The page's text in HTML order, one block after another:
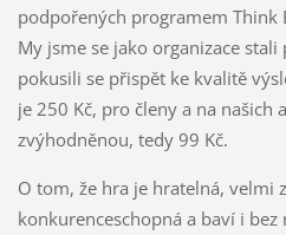
podpořených programem Think
My jsme se jako organizace
pokusili se přispět ke kvalitě
je 250 Kč, pro členy a na našich
zvýhodněnou, tedy 99 Kč.
O tom, že hra je hratelná, velmi
konkurenceschopná a baví i